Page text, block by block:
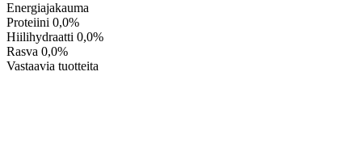
Energiajakauma
Proteiini 0,0%
Hiilihydraatti 0,0%
Rasva 0,0%
Vastaavia tuotteita